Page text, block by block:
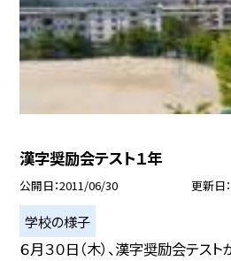
漢字奨励会テスト１年
公開日 2011/06/30 更新日
学校の様子
６月３０日（木）、漢字奨励会テス